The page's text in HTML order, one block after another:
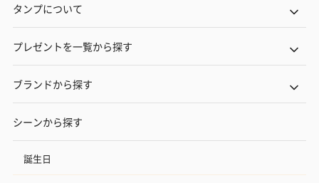
タンプについて
プレゼントを一覧から探す
ブランドから探す
シーンから探す
誕生日